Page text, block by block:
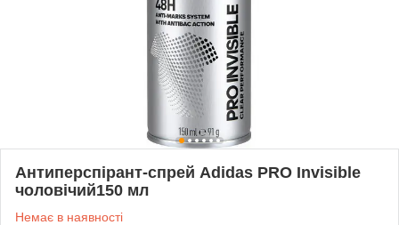
Антиперспірант-спрей Adidas PRO Invisible
чоловічий150 мл
Немає в наявності